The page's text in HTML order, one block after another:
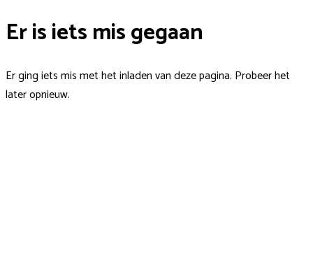
Er is iets mis gegaan
Er ging iets mis met het inladen van deze pagina. Probeer het
later opnieuw.